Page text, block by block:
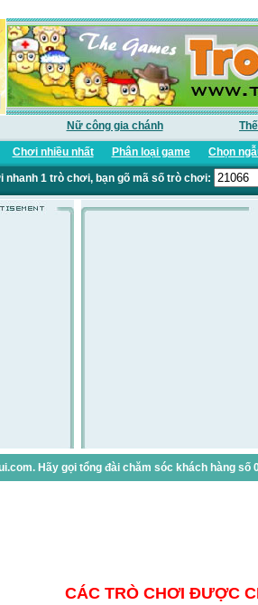
Nữ công gia chánh
Chơi nhiều nhất Phân loại game Chọn
nhanh 1 trò chơi, bạn gõ mã số trò chơi:
Hãy gọi tổng đài chăm sóc khách hàng
CÁC TRÒ CHƠI ĐƯỢC